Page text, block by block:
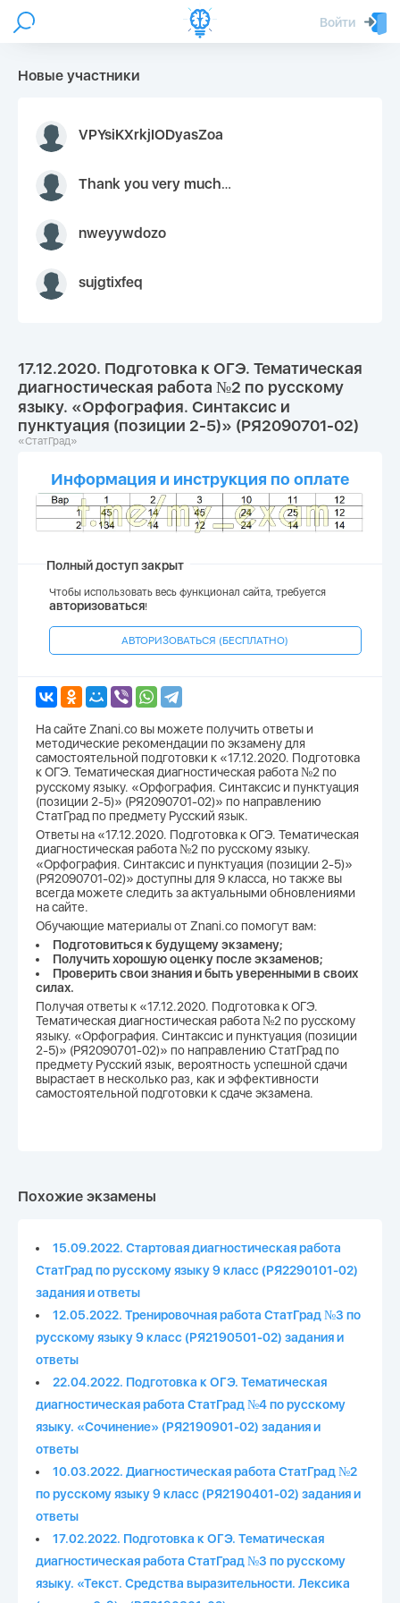
Войти
Новые участники
VPYsiKXrkjIODyasZoa
Thank you very much for your inquiry We appreciate you 9126052 https://youtube.com faceapple !
nweyywdozo
sujgtixfeq
17.12.2020. Подготовка к ОГЭ. Тематическая
диагностическая работа №2 по русскому
языку. «Орфография. Синтаксис и
пунктуация (позиции 2-5)» (РЯ2090701-02)
«СтатГрад»
Информация и инструкция по оплате
Полный доступ закрыт
Чтобы использовать весь функционал сайта, требуется
авторизоваться!
АВТОРИЗОВАТЬСЯ (БЕСПЛАТНО)
На сайте Znani.co вы можете получить ответы и
методические рекомендации по экзамену для
самостоятельной подготовки к «17.12.2020. Подготовка
к ОГЭ. Тематическая диагностическая работа №2 по
русскому языку. «Орфография. Синтаксис и пунктуация
(позиции 2-5)» (РЯ2090701-02)» по направлению
СтатГрад по предмету Русский язык.
Ответы на «17.12.2020. Подготовка к ОГЭ. Тематическая
диагностическая работа №2 по русскому языку.
«Орфография. Синтаксис и пунктуация (позиции 2-5)»
(РЯ2090701-02)» доступны для 9 класса, но также вы
всегда можете следить за актуальными обновлениями
на сайте.
Обучающие материалы от Znani.co помогут вам:
Подготовиться к будущему экзамену;
Получить хорошую оценку после экзаменов;
Проверить свои знания и быть уверенными в своих
силах.
Получая ответы к «17.12.2020. Подготовка к ОГЭ.
Тематическая диагностическая работа №2 по русскому
языку. «Орфография. Синтаксис и пунктуация (позиции
2-5)» (РЯ2090701-02)» по направлению СтатГрад по
предмету Русский язык, вероятность успешной сдачи
вырастает в несколько раз, как и эффективности
самостоятельной подготовки к сдаче экзамена.
Похожие экзамены
15.09.2022. Стартовая диагностическая работа
СтатГрад по русскому языку 9 класс (РЯ2290101-02)
задания и ответы
12.05.2022. Тренировочная работа СтатГрад №3 по
русскому языку 9 класс (РЯ2190501-02) задания и
ответы
22.04.2022. Подготовка к ОГЭ. Тематическая
диагностическая работа СтатГрад №4 по русскому
языку. «Сочинение» (РЯ2190901-02) задания и
ответы
10.03.2022. Диагностическая работа СтатГрад №2
по русскому языку 9 класс (РЯ2190401-02) задания и
ответы
17.02.2022. Подготовка к ОГЭ. Тематическая
диагностическая работа СтатГрад №3 по русскому
языку. «Текст. Средства выразительности. Лексика